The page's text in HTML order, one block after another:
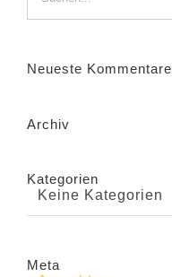
nach:
Neueste Kommentare
Archiv
Kategorien
Keine Kategorien
Meta